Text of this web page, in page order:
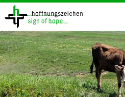
Direkt
zum
Inhalt